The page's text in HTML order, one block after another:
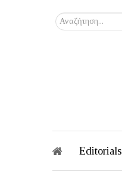
Αναζήτηση...
Editorials